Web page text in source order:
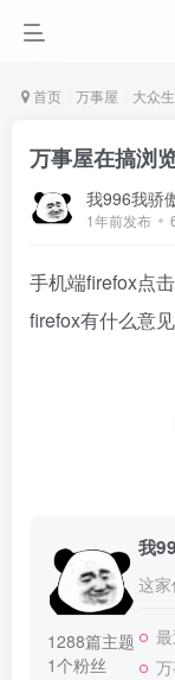
首页 万事屋 大众
万事屋在搞浏
我996我骄
1年前发布
手机端firefox点
firefox有什么意
1288篇主题
1个粉丝
我
这